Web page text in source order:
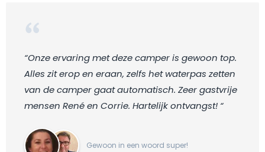
“Onze ervaring met deze camper is gewoon top.
Alles zit erop en eraan, zelfs het waterpas zetten
van de camper gaat automatisch. Zeer gastvrije
mensen René en Corrie. Hartelijk ontvangst! “
Gewoon in een woord super!